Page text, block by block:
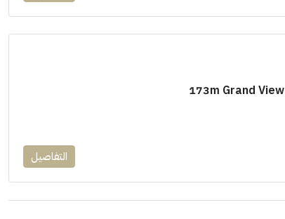
التفاصيل